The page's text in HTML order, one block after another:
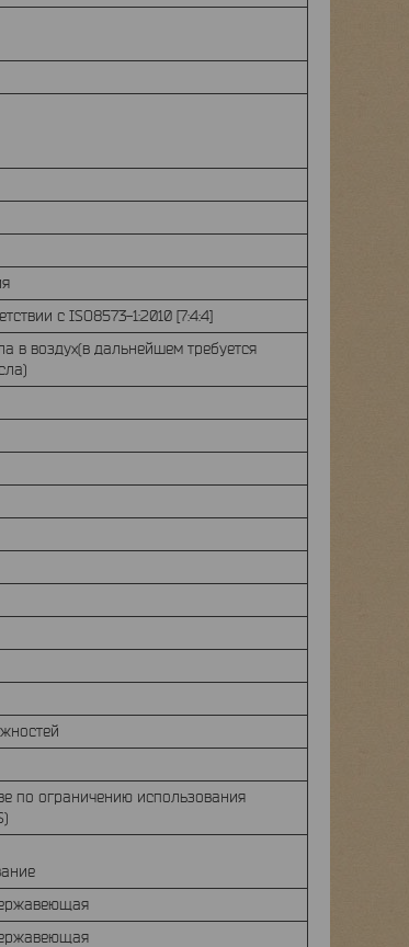
с ISO8573-1:2010 [7:4:4]
в воздух(в дальнейшем требуется
по ограничению использования